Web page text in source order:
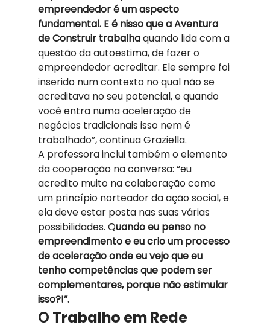
empreendedor é um aspecto
fundamental. E é nisso que a Aventura
de Construir trabalha quando lida com a
questão da autoestima, de fazer o
empreendedor acreditar. Ele sempre foi
inserido num contexto no qual não se
acreditava no seu potencial, e quando
você entra numa aceleração de
negócios tradicionais isso nem é
trabalhado”, continua Graziella.
A professora inclui também o elemento
da cooperação na conversa: “eu
acredito muito na colaboração como
um princípio norteador da ação social, e
ela deve estar posta nas suas várias
possibilidades. Quando eu penso no
empreendimento e eu crio um processo
de aceleração onde eu vejo que eu
tenho competências que podem ser
complementares, porque não estimular
isso?!”.
O Trabalho em Rede